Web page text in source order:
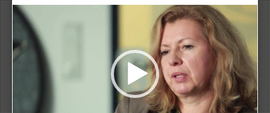
Video-
Player